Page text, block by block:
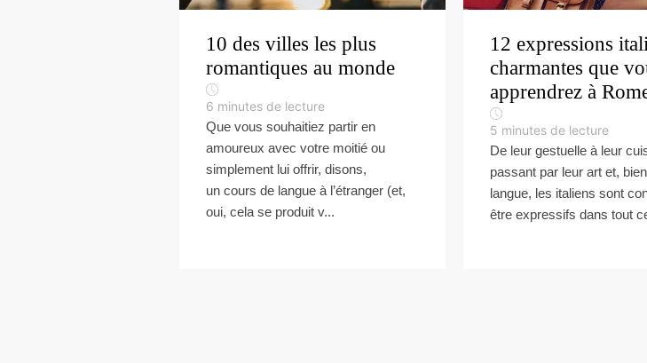
10 des villes les plus
romantiques au monde
6 minutes de lecture
Que vous souhaitiez partir en
amoureux avec votre moitié ou
simplement lui offrir, disons,
un cours de langue à l’étranger (et,
oui, cela se produit v...
12 expressions
charmantes que
apprendrez à
5 minutes de lecture
De leur gestuelle à leur
passant par leur art et,
langue, les italiens sont
être expressifs dans tout